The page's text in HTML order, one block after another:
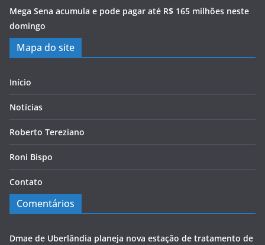
Mega Sena acumula e pode pagar até R$ 165 milhões neste
domingo
Mapa do site
Início
Notícias
Roberto Tereziano
Roni Bispo
Contato
Comentários
Dmae de Uberlândia planeja nova estação de tratamento de